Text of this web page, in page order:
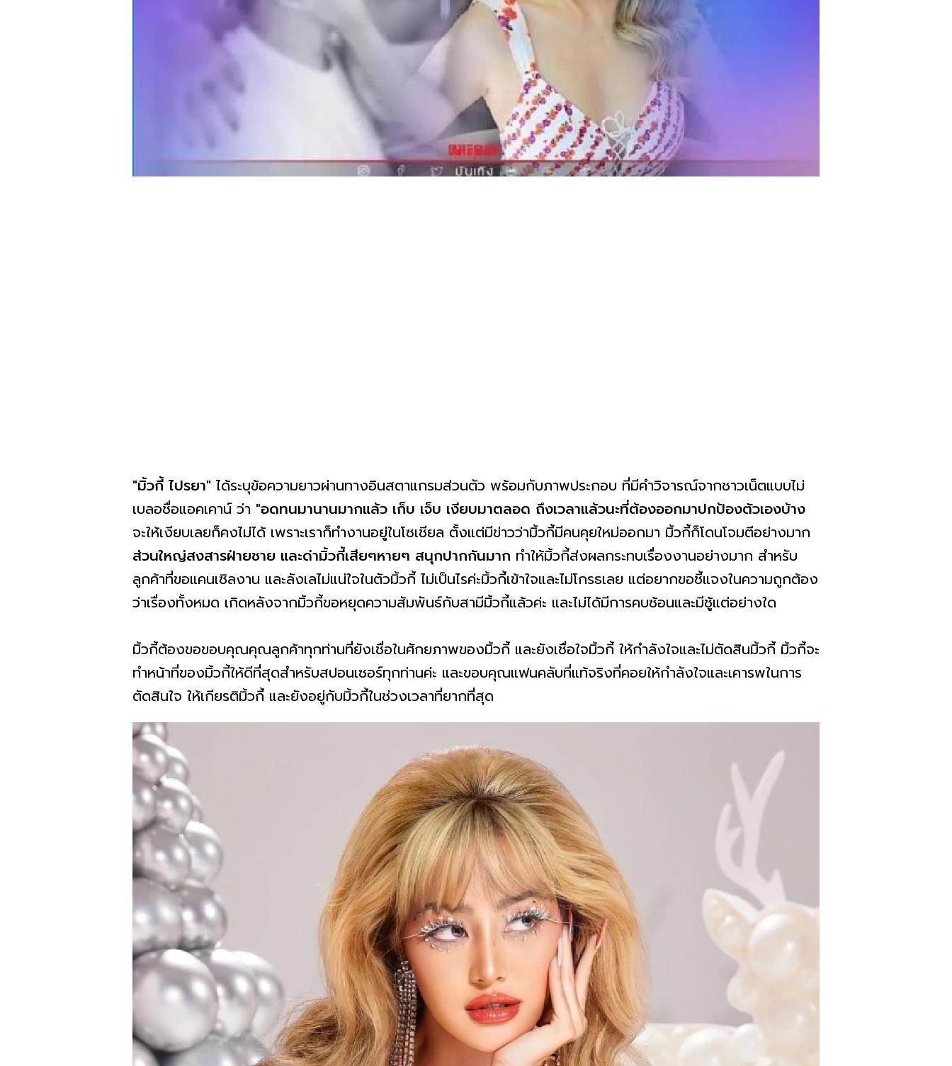
"มิ้วกี้ ไปรยา" ได้ระบุข้อความยาวผ่านทางอินสตาแกรมส่วนตัว พร้อมกับภาพประกอบ ที่มีคำวิจารณ์จากชาวเน็ตแบบไม่
เบลอชื่อแอคเคาน์ ว่า "อดทนมานานมากแล้ว เก็บ เจ็บ เงียบมาตลอด ถึงเวลาแล้วนะที่ต้องออกมาปกป้องตัวเองบ้าง
จะให้เงียบเลยก็คงไม่ได้ เพราะเราก็ทำงานอยู่ในโซเชียล ตั้งแต่มีข่าวว่ามิ้วกี้มีคนคุยใหม่ออกมา มิ้วกี้ก็โดนโจมตีอย่างมาก
ส่วนใหญ่สงสารฝ่ายชาย และด่ามิ้วกี้เสียๆหายๆ สนุกปากกันมาก ทำให้มิ้วกี้ส่งผลกระทบเรื่องงานอย่างมาก สำหรับ
ลูกค้าที่ขอแคนเซิลงาน และลังเลไม่แน่ใจในตัวมิ้วกี้ ไม่เป็นไรค่ะมิ้วกี้เข้าใจและไม่โกรธเลย แต่อยากขอชี้แจงในความถูกต้อง
ว่าเรื่องทั้งหมด เกิดหลังจากมิ้วกี้ขอหยุดความสัมพันธ์กับสามีมิ้วกี้แล้วค่ะ และไม่ได้มีการคบซ้อนและมีชู้แต่อย่างใด
มิ้วกี้ต้องขอขอบคุณคุณลูกค้าทุกท่านที่ยังเชื่อในศักยภาพของมิ้วกี้ และยังเชื่อใจมิ้วกี้ ให้กำลังใจและไม่ตัดสินมิ้วกี้ มิ้วกี้จะ
ทำหน้าที่ของมิ้วกี้ให้ดีที่สุดสำหรับสปอนเซอร์ทุกท่านค่ะ และขอบคุณแฟนคลับที่แท้จริงที่คอยให้กำลังใจและเคารพในการ
ตัดสินใจ ให้เกียรติมิ้วกี้ และยังอยู่กับมิ้วกี้ในช่วงเวลาที่ยากที่สุด